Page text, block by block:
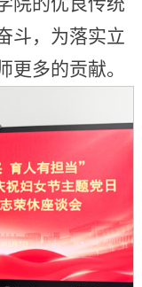
斗，为落实立
多的贡献。